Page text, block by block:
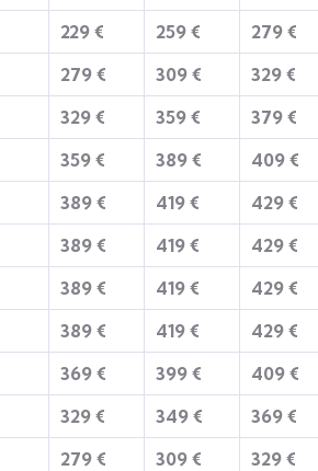
229 € 259 € 279 €
279 € 309 € 329 €
329 € 359 €
379 €
359 € 389 €
409 €
389 € 419 € 429 €
389 € 419 € 429 €
389 € 419 € 429 €
389 € 419 € 429 €
369 € 399 € 409 €
329 € 349 € 369 €
279 € 309 € 329 €